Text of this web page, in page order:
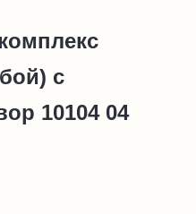
с
10104 04